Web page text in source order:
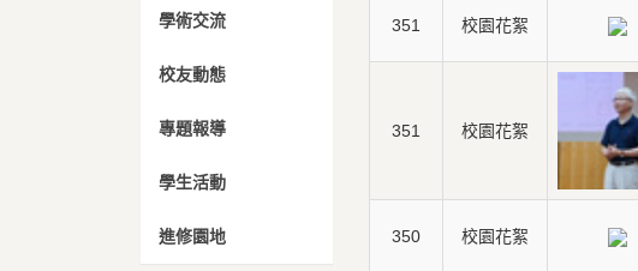
學術交流
校友動態
專題報導
學生活動
進修園地
351 校園花絮
351 校園花絮
350 校園花絮